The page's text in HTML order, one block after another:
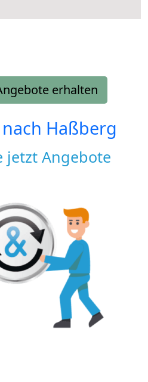
erhalten
Haßberg
jetzt Angebote